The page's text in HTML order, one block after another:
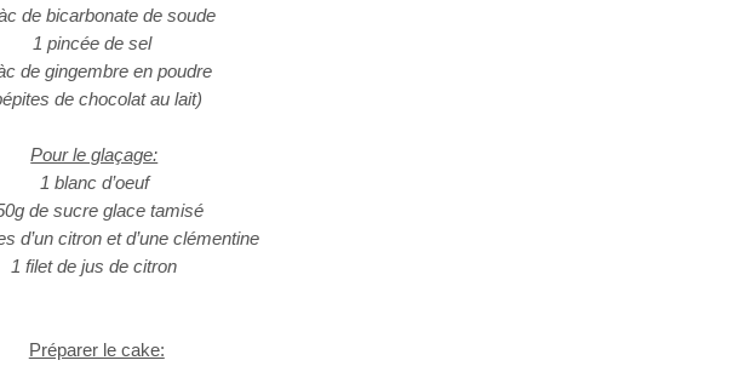
de bicarbonate de soude
1 pincée de sel
de gingembre en poudre
de chocolat au lait)
Pour le glaçage:
1 blanc d’oeuf
de sucre glace tamisé
d’un citron et d’une clémentine
1 filet de jus de citron
Préparer le cake: